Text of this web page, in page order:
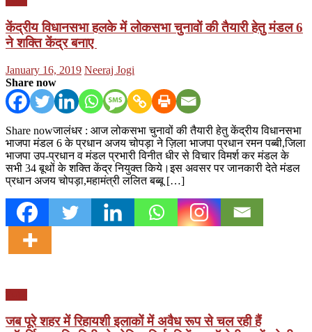
केंद्रीय विधानसभा हलके में लोकसभा चुनावों की तैयारी हेतु मंडल 6
ने शक्ति केंद्र बनाए
Posted
on
January 16, 2019 Author
Neeraj Jogi
Share now
Share nowजालंधर : आज लोकसभा चुनावों की तैयारी हेतु केंद्रीय विधानसभा
भाजपा मंडल 6 के प्रधान अजय चोपड़ा ने ज़िला भाजपा प्रधान रमन पब्बी,जिला
भाजपा उप-प्रधान व मंडल प्रभारी विनीत धीर से विचार विमर्श कर मंडल के
सभी 34 बूथों के शक्ति केंद्र नियुक्त किये।इस अवसर पर जानकारी देते मंडल
प्रधान अजय चोपड़ा,महामंत्री ललित बब्बू […]
जब पूरे शहर में रिहायशी इलाकों में अवैध रूप से चल रही हैं